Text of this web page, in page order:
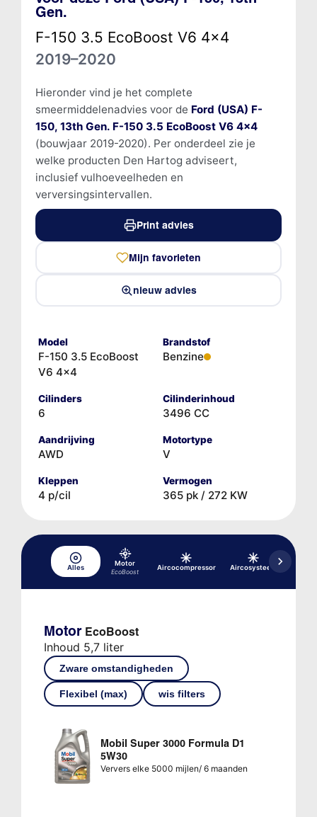
Gen.
F-150 3.5 EcoBoost V6 4x4
2019–2020
Hieronder vind je het complete
smeermiddelenadvies voor de Ford (USA) F-
150, 13th Gen. F-150 3.5 EcoBoost V6 4x4
(bouwjaar 2019-2020). Per onderdeel zie je
welke producten Den Hartog adviseert,
inclusief vulhoeveelheden en
verversingsintervallen.
Print advies
Mijn favorieten
nieuw advies
Model
F-150 3.5 EcoBoost
V6 4x4
Brandstof
Benzine
Cilinders
6
Cilinderinhoud
3496 CC
Aandrijving
AWD
Motortype
V
Kleppen
4 p/cil
Vermogen
365 pk / 272 KW
Alles
Motor
EcoBoost
Aircocompressor Aircosysteem
Motor EcoBoost
Inhoud 5,7 liter
Zware omstandigheden
Flexibel (max) wis filters
Mobil Super 3000 Formula D1
5W30
Ververs elke 5000 mijlen/ 6 maanden